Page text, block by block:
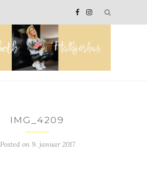
IMG_4209
Posted on 9. januar 2017